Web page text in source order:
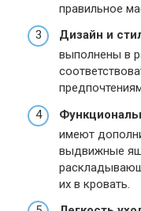
правильное
Дизайн и
выполнены в
имеют
выдвижные
их в кровать.